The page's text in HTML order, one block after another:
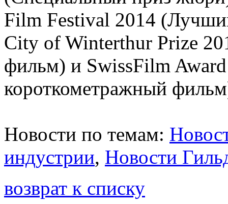
Film Festival 2014
City of Winterthur Prize
фильм) и SwissFilm
короткометражный
Новости по темам:
индустрии, Новости
возврат к списку